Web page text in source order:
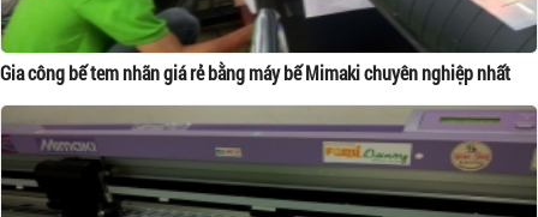
Gia công bế tem nhãn giá rẻ bằng máy bế Mimaki chuyên nghiệp nhất